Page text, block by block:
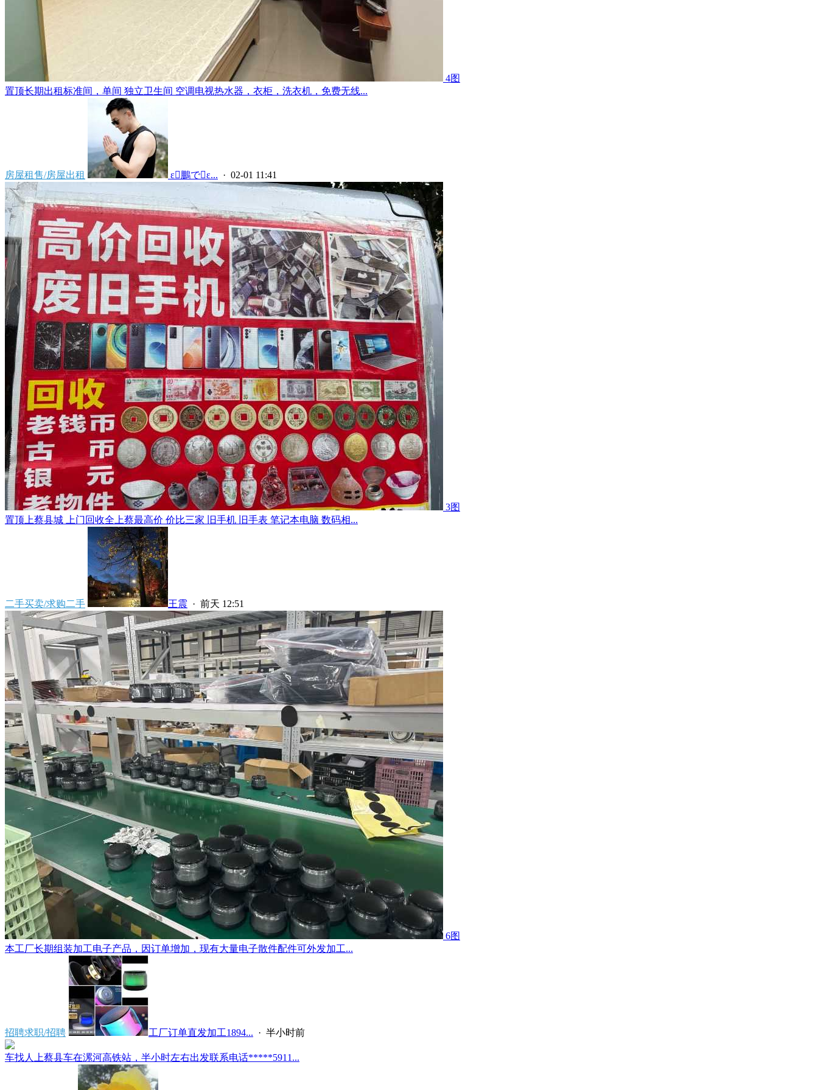
4图
置顶长期出租标准间，单间 独立卫生间 空调电视热水器，衣柜，洗衣机，免费无线...
房屋租售/房屋出租  ε鵬でε... · 02-01 11:41
3图
置顶 上蔡县城 上门回收全上蔡最高价 价比三家 旧手机 旧手表 笔记本电脑 数码相...
二手买卖/求购二手 王震 · 前天 12:51
6图
本工厂长期组装加工电子产品，因订单增加，现有大量电子散件配件可外发加工...
招聘求职/招聘 工厂订单直发加工1894... · 半小时前
车找人上蔡县车在漯河高铁站，半小时左右出发联系电话*****5911...